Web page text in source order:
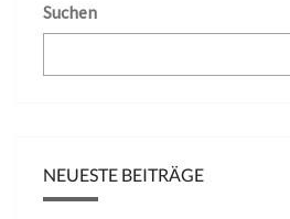
Suchen
NEUESTE BEITRÄGE